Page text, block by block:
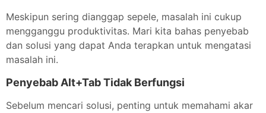
Meskipun sering dianggap sepele, masalah ini cukup
mengganggu produktivitas. Mari kita bahas penyebab
dan solusi yang dapat Anda terapkan untuk mengatasi
masalah ini.
Penyebab Alt+Tab Tidak Berfungsi
Sebelum mencari solusi, penting untuk memahami akar